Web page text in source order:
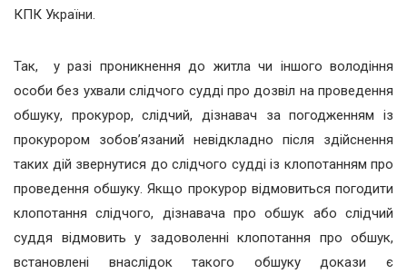
КПК України.
Так, у разі проникнення до житла чи іншого володіння
особи без ухвали слідчого судді про дозвіл на проведення
обшуку, прокурор, слідчий, дізнавач за погодженням із
прокурором зобов’язаний невідкладно після здійснення
таких дій звернутися до слідчого судді із клопотанням про
проведення обшуку. Якщо прокурор відмовиться погодити
клопотання слідчого, дізнавача про обшук або слідчий
суддя відмовить у задоволенні клопотання про обшук,
встановлені внаслідок такого обшуку докази є